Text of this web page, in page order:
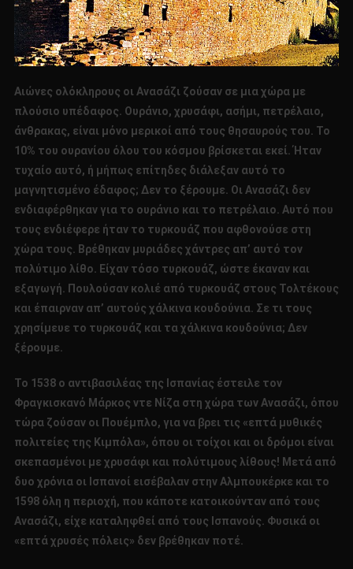
Αιώνες ολόκληρους οι Ανασάζι ζούσαν σε μια χώρα με
πλούσιο υπέδαφος. Ουράνιο, χρυσάφι, ασήμι, πετρέλαιο,
άνθρακας, είναι μόνο μερικοί από τους θησαυρούς του. Το
10% του ουρανίου όλου του κόσμου βρίσκεται εκεί. Ήταν
τυχαίο αυτό, ή μήπως επίτηδες διάλεξαν αυτό το
μαγνητισμένο έδαφος; Δεν το ξέρουμε. Οι Ανασάζι δεν
ενδιαφέρθηκαν για το ουράνιο και το πετρέλαιο. Αυτό που
τους ενδιέφερε ήταν το τυρκουάζ που αφθονούσε στη
χώρα τους. Βρέθηκαν μυριάδες χάντρες απ’ αυτό τον
πολύτιμο λίθο. Είχαν τόσο τυρκουάζ, ώστε έκαναν και
εξαγωγή. Πουλούσαν κολιέ από τυρκουάζ στους Τολτέκους
και έπαιρναν απ’ αυτούς χάλκινα κουδούνια. Σε τι τους
χρησίμευε το τυρκουάζ και τα χάλκινα κουδούνια; Δεν
ξέρουμε.
Το 1538 ο αντιβασιλέας της Ισπανίας έστειλε τον
Φραγκισκανό Μάρκος ντε Νίζα στη χώρα των Ανασάζι, όπου
τώρα ζούσαν οι Πουέμπλο, για να βρει τις «επτά μυθικές
πολιτείες της Κιμπόλα», όπου οι τοίχοι και οι δρόμοι είναι
σκεπασμένοι με χρυσάφι και πολύτιμους λίθους! Μετά από
δυο χρόνια οι Ισπανοί εισέβαλαν στην Αλμπουκέρκε και το
1598 όλη η περιοχή, που κάποτε κατοικούνταν από τους
Ανασάζι, είχε καταληφθεί από τους Ισπανούς. Φυσικά οι
«επτά χρυσές πόλεις» δεν βρέθηκαν ποτέ.